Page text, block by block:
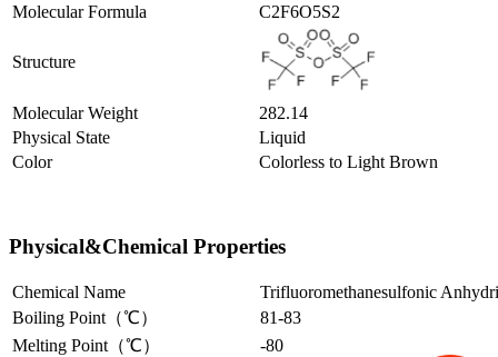
Molecular Formula
C2F6O5S2
Structure
Molecular Weight
282.14
Physical State
Liquid
Color
Colorless to Light Brown
Physical&Chemical Properties
Chemical Name
Trifluoromethanesulfonic
Boiling Point（℃）
81-83
Melting Point（℃）
-80